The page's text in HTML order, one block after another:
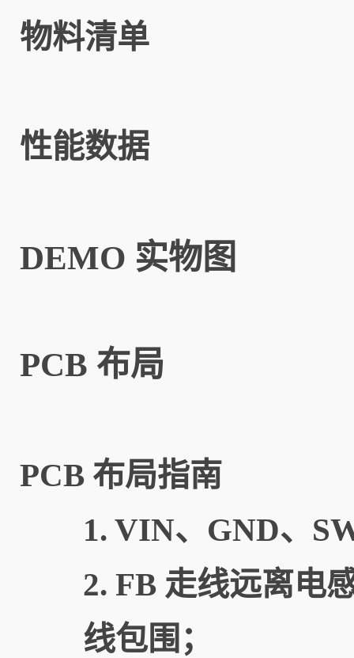
物料清单
性能数据
DEMO 实物图
PCB 布局
PCB 布局指南
1. VIN、GND、
2. FB 走线远离电
线包围；